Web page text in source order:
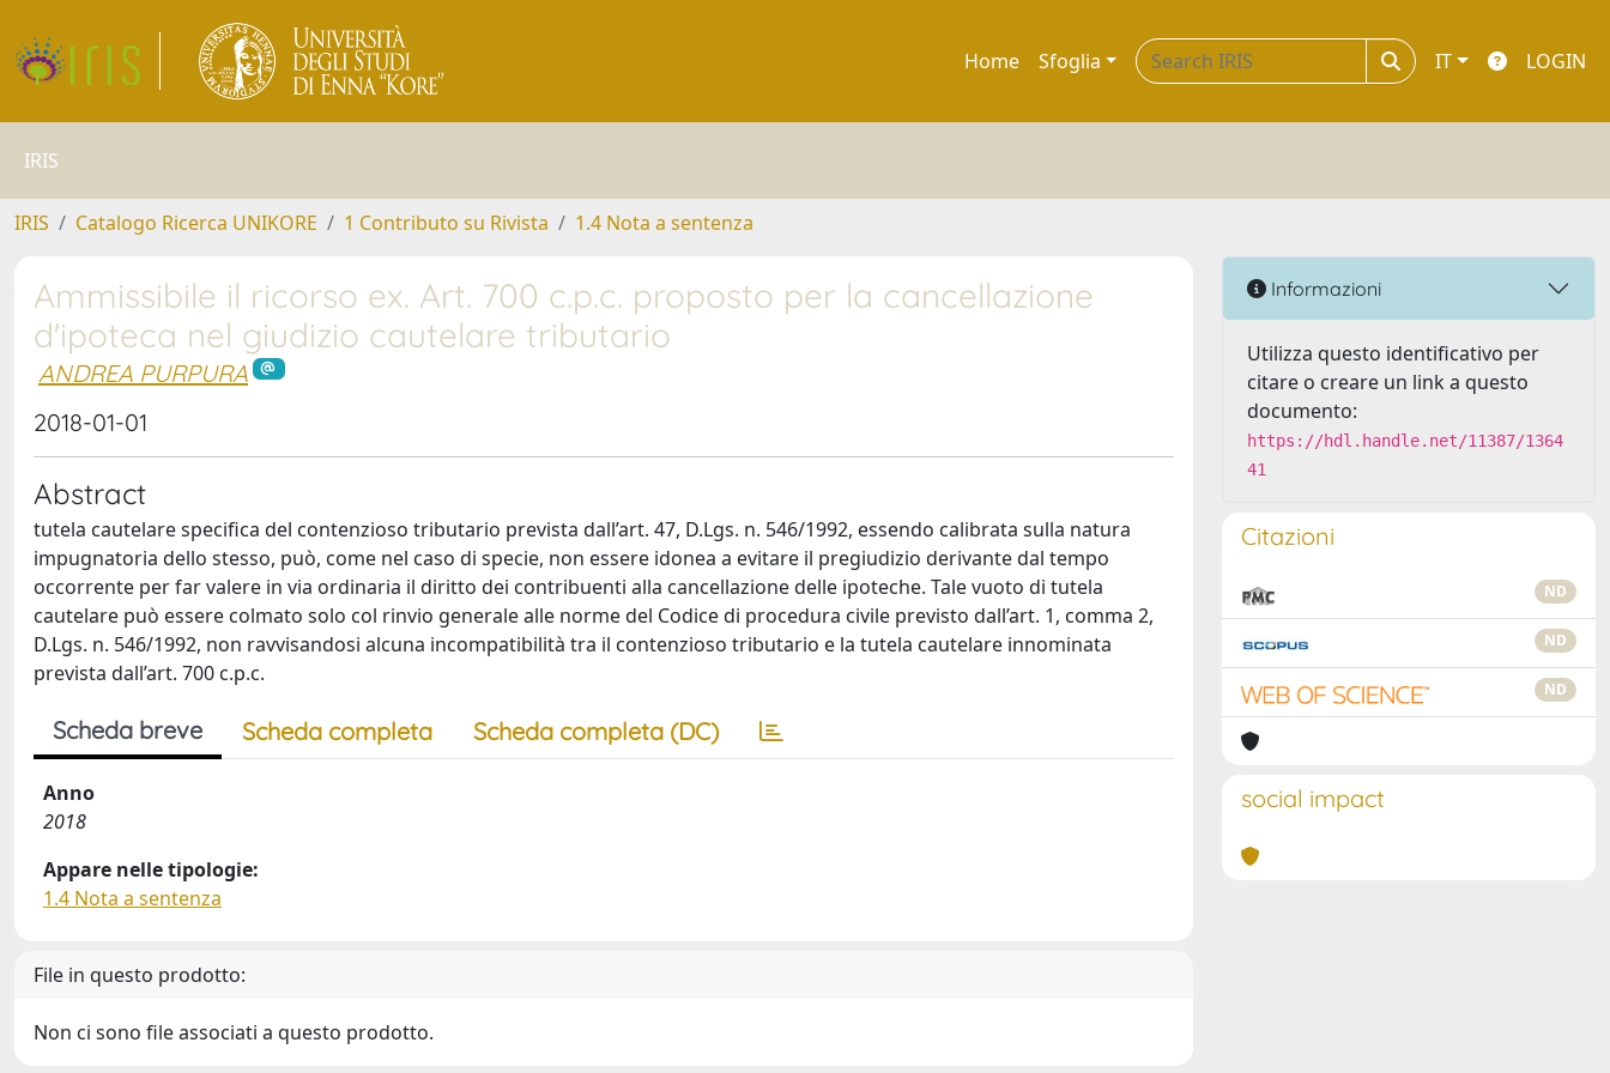
Home Sfoglia IT LOGIN
IRIS
IRIS Catalogo Ricerca UNIKORE 1 Contributo su Rivista 1.4 Nota a sentenza
Ammissibile il ricorso ex. Art. 700 c.p.c. proposto per la cancellazione
d'ipoteca nel giudizio cautelare tributario
ANDREA PURPURA
2018-01-01
Abstract
tutela cautelare specifica del contenzioso tributario prevista dall’art. 47, D.Lgs. n. 546/1992, essendo calibrata sulla natura
impugnatoria dello stesso, può, come nel caso di specie, non essere idonea a evitare il pregiudizio derivante dal tempo
occorrente per far valere in via ordinaria il diritto dei contribuenti alla cancellazione delle ipoteche. Tale vuoto di tutela
cautelare può essere colmato solo col rinvio generale alle norme del Codice di procedura civile previsto dall’art. 1, comma 2,
D.Lgs. n. 546/1992, non ravvisandosi alcuna incompatibilità tra il contenzioso tributario e la tutela cautelare innominata
prevista dall’art. 700 c.p.c.
Scheda breve Scheda completa Scheda completa (DC)
Anno
2018
Appare nelle tipologie:
1.4 Nota a sentenza
File in questo prodotto:
Non ci sono file associati a questo prodotto.
Informazioni
Utilizza questo identificativo per
citare o creare un link a questo
documento:
https://hdl.handle.net/11387/1364
41
Citazioni
ND
ND
ND
social impact